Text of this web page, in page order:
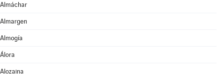
Almáchar
Almargen
Almogía
Álora
Alozaina